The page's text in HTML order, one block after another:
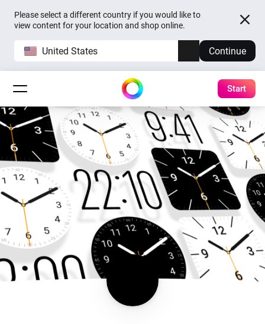
Please select a different country if you would like to
view content for your location and shop online.
United States Continue
Start